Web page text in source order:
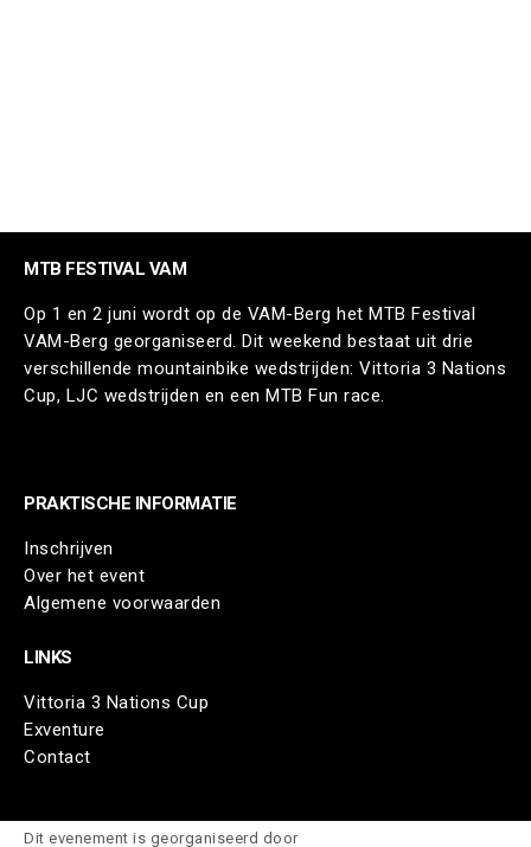
MTB FESTIVAL VAM
Op 1 en 2 juni wordt op de VAM-Berg het MTB Festival
VAM-Berg georganiseerd. Dit weekend bestaat uit drie
verschillende mountainbike wedstrijden: Vittoria 3 Nations
Cup, LJC wedstrijden en een MTB Fun race.
PRAKTISCHE INFORMATIE
Inschrijven
Over het event
Algemene voorwaarden
LINKS
Vittoria 3 Nations Cup
Exventure
Contact
Dit evenement is georganiseerd door